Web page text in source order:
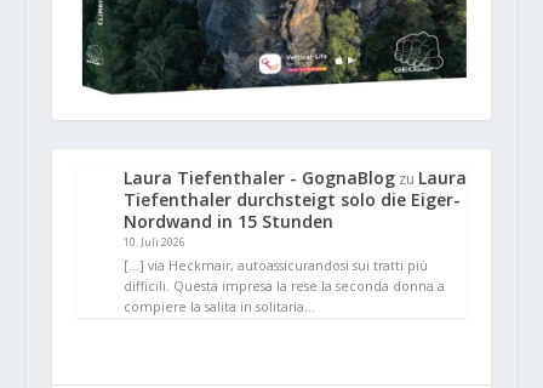
Laura Tiefenthaler - GognaBlogzu Laura
Tiefenthaler durchsteigt solo die Eiger-
Nordwand in 15 Stunden
10. Juli 2026
[…] via Heckmair, autoassicurandosi sui tratti più
difficili. Questa impresa la rese la seconda donna a
compiere la salita in solitaria…